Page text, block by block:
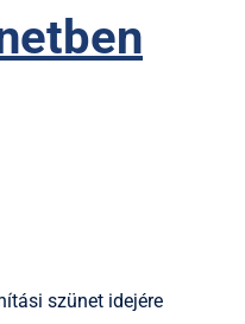
szünet idejére